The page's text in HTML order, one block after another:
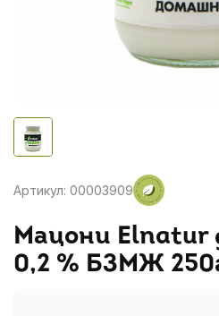
Артикул: 00003909
Мацони Elnatur
0,2 % БЗМЖ